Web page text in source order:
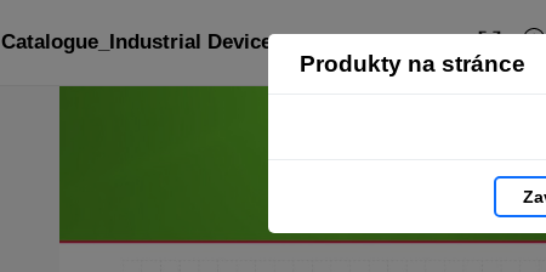
Produkty na stránce
Catalogue_Industrial Devices_EN: strana 106